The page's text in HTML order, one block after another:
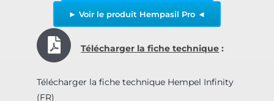
► Voir le produit Hempasil Pro ◄
Télécharger la fiche technique :
Télécharger la fiche technique Hempel Infinity
(FR)